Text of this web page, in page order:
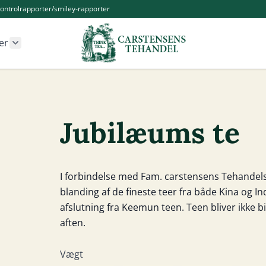
smiley-rapporter
Kander og Tilbehør category
Show submenu for Øvrige produkter category
Jubilæums te
I forbindelse med Fam. carstensens
blanding af de fineste teer fra både Kina og
afslutning fra Keemun teen. Teen bliver ikke
aften.
Vægt